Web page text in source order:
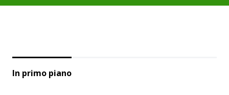
In primo piano